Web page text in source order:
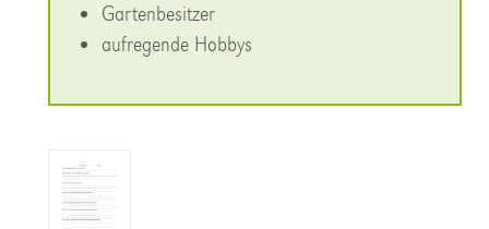
Gartenbesitzer
aufregende Hobbys